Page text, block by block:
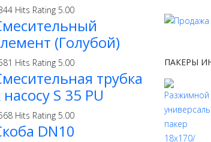
Hits Rating 5.00
(Голубой)
Hits Rating 5.00
трубка
насосу S 35 PU
Hits Rating 5.00
DN10
ПАКЕРЫ